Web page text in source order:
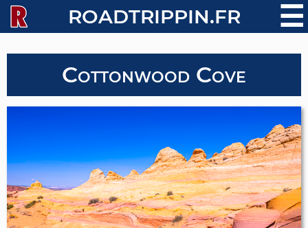
ROADTRIPPIN.FR ☰
Cottonwood Cove